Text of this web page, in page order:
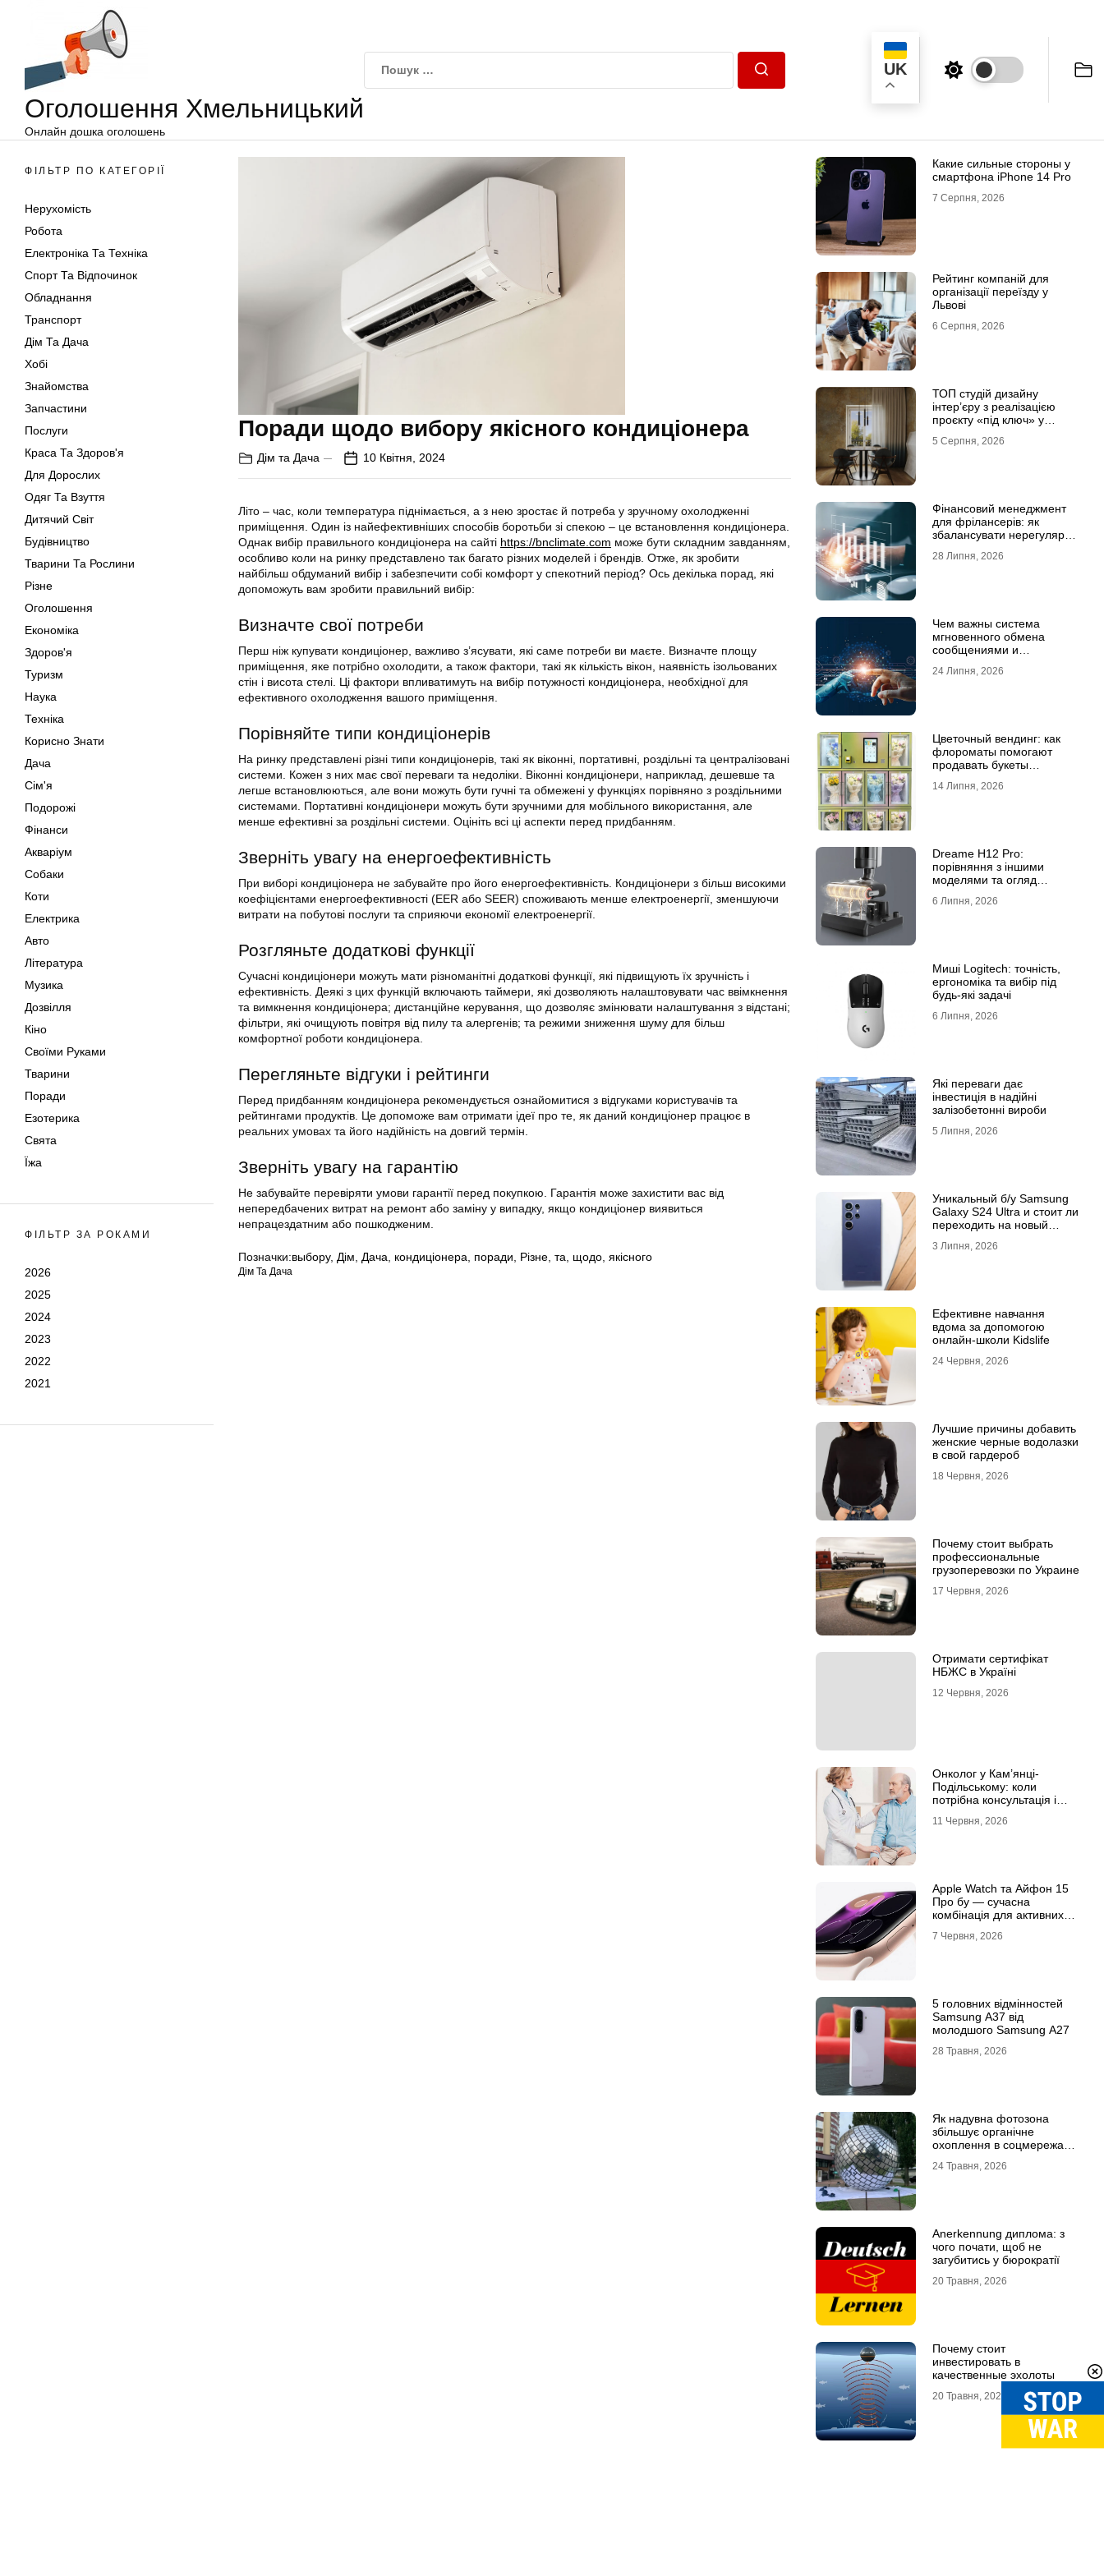
Оголошення Хмельницький
Онлайн дошка оголошень
UK
ФІЛЬТР ПО КАТЕГОРІЇ
Нерухомість
Робота
Електроніка Та Техніка
Спорт Та Відпочинок
Обладнання
Транспорт
Дім Та Дача
Хобі
Знайомства
Запчастини
Послуги
Краса Та Здоров'я
Для Дорослих
Одяг Та Взуття
Дитячий Світ
Будівництво
Тварини Та Рослини
Різне
Оголошення
Економіка
Здоров'я
Туризм
Наука
Техніка
Корисно Знати
Дача
Сім'я
Подорожі
Фінанси
Акваріум
Собаки
Коти
Електрика
Авто
Література
Музика
Дозвілля
Кіно
Своїми Руками
Тварини
Поради
Езотерика
Свята
Їжа
ФІЛЬТР ЗА РОКАМИ
2026
2025
2024
2023
2022
2021
Поради щодо вибору якісного кондиціонера
Дім та Дача 10 Квітня, 2024
Літо – час, коли температура піднімається, а з нею зростає й потреба у зручному охолодженні
приміщення. Один із найефективніших способів боротьби зі спекою – це встановлення кондиціонера.
Однак вибір правильного кондиціонера на сайті https://bnclimate.com може бути складним завданням,
особливо коли на ринку представлено так багато різних моделей і брендів. Отже, як зробити
найбільш обдуманий вибір і забезпечити собі комфорт у спекотний період? Ось декілька порад, які
допоможуть вам зробити правильний вибір:
Визначте свої потреби
Перш ніж купувати кондиціонер, важливо з’ясувати, які саме потреби ви маєте. Визначте площу
приміщення, яке потрібно охолодити, а також фактори, такі як кількість вікон, наявність ізольованих
стін і висота стелі. Ці фактори впливатимуть на вибір потужності кондиціонера, необхідної для
ефективного охолодження вашого приміщення.
Порівняйте типи кондиціонерів
На ринку представлені різні типи кондиціонерів, такі як віконні, портативні, роздільні та централізовані
системи. Кожен з них має свої переваги та недоліки. Віконні кондиціонери, наприклад, дешевше та
легше встановлюються, але вони можуть бути гучні та обмежені у функціях порівняно з роздільними
системами. Портативні кондиціонери можуть бути зручними для мобільного використання, але
менше ефективні за роздільні системи. Оцініть всі ці аспекти перед придбанням.
Зверніть увагу на енергоефективність
При виборі кондиціонера не забувайте про його енергоефективність. Кондиціонери з більш високими
коефіцієнтами енергоефективності (EER або SEER) споживають менше електроенергії, зменшуючи
витрати на побутові послуги та сприяючи економії електроенергії.
Розгляньте додаткові функції
Сучасні кондиціонери можуть мати різноманітні додаткові функції, які підвищують їх зручність і
ефективність. Деякі з цих функцій включають таймери, які дозволяють налаштовувати час ввімкнення
та вимкнення кондиціонера; дистанційне керування, що дозволяє змінювати налаштування з відстані;
фільтри, які очищують повітря від пилу та алергенів; та режими зниження шуму для більш
комфортної роботи кондиціонера.
Перегляньте відгуки і рейтинги
Перед придбанням кондиціонера рекомендується ознайомитися з відгуками користувачів та
рейтингами продуктів. Це допоможе вам отримати ідеї про те, як даний кондиціонер працює в
реальних умовах та його надійність на довгий термін.
Зверніть увагу на гарантію
Не забувайте перевіряти умови гарантії перед покупкою. Гарантія може захистити вас від
непередбачених витрат на ремонт або заміну у випадку, якщо кондиціонер виявиться
непрацездатним або пошкодженим.
Позначки:выбору, Дім Дача кондиціонера поради Різне та щодо якісного
Дім Та Дача
Какие сильные стороны у
смартфона iPhone 14 Pro
7 Серпня, 2026
Рейтинг компаній для
організації переїзду у
Львові
6 Серпня, 2026
ТОП студій дизайну
інтер’єру з реалізацією
проєкту «під ключ» у
5 Серпня, 2026
Фінансовий менеджмент
для фрілансерів: як
збалансувати нерегулярні
28 Липня, 2026
Чем важны система
мгновенного обмена
сообщениями и
информации для бизнеса
24 Липня, 2026
Цветочный вендинг: как
флороматы помогают
продавать букеты
14 Липня, 2026
Dreame H12 Pro:
порівняння з іншими
моделями та огляд
6 Липня, 2026
Миші Logitech: точність,
ергономіка та вибір під
будь-які задачі
6 Липня, 2026
Які переваги дає
інвестиція в надійні
залізобетонні вироби
5 Липня, 2026
Уникальный б/у Samsung
Galaxy S24 Ultra и стоит ли
переходить на новый
3 Липня, 2026
Ефективне навчання
вдома за допомогою
онлайн-школи Kidslife
24 Червня, 2026
Лучшие причины добавить
женские черные водолазки
в свой гардероб
18 Червня, 2026
Почему стоит выбрать
профессиональные
грузоперевозки по Украине
17 Червня, 2026
Отримати сертифікат
НБЖС в Україні
12 Червня, 2026
Онколог у Кам’янці-
Подільському: коли
потрібна консультація і
обстеження?
11 Червня, 2026
Apple Watch та Айфон 15
Про бу — сучасна
комбінація для активних
7 Червня, 2026
5 головних відмінностей
Samsung A37 від
молодшого Samsung A27
28 Травня, 2026
Як надувна фотозона
збільшує органічне
охоплення в соцмережах:
контенту
24 Травня, 2026
Anerkennung диплома: з
чого почати, щоб не
загубитись у бюрократії
20 Травня, 2026
Почему стоит
инвестировать в
качественные эхолоты
20 Травня, 2026